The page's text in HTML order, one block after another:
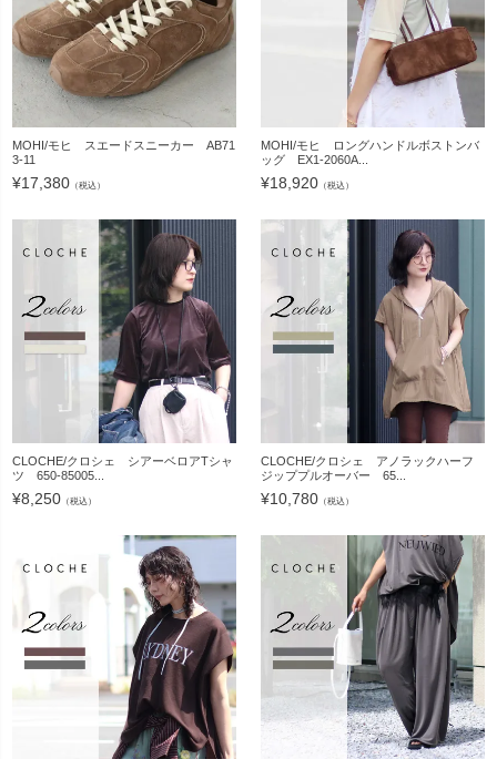
MOHI/モヒ スエードスニーカー AB71
3-11
¥17,380 （税込）
MOHI/モヒ ロングハンドルボストンバ
ッグ EX1-2060A...
¥18,920 （税込）
CLOCHE/クロシェ シアーベロアTシャ
ツ 650-85005...
¥8,250 （税込）
CLOCHE/クロシェ アノラックハーフ
ジッププルオーバー 65...
¥10,780 （税込）